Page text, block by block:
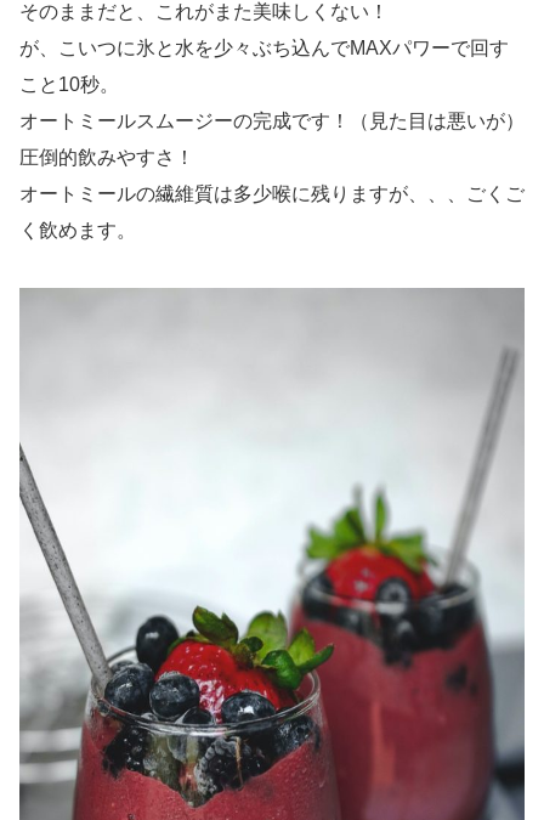
そのままだと、これがまた美味しくない！
が、こいつに氷と水を少々ぶち込んでMAXパワーで回す
こと10秒。
オートミールスムージーの完成です！（見た目は悪いが）
圧倒的飲みやすさ！
オートミールの繊維質は多少喉に残りますが、、、ごくご
く飲めます。